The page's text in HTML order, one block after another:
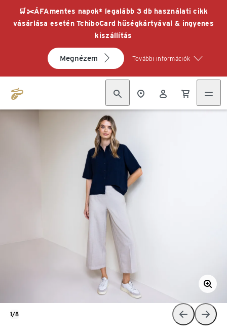
🛒✂️ÁFAmentes napok* legalább 3 db használati cikk
vásárlása esetén TchiboCard hűségkártyával & ingyenes
kiszállítás
Megnézem További információk
1/8